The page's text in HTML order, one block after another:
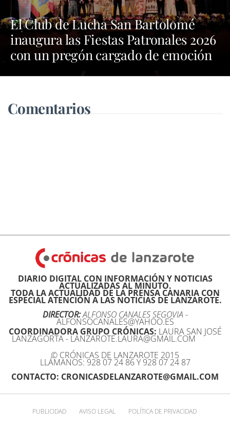
El Club de Lucha San Bartolomé
inaugura las Fiestas Patronales 2026
con un pregón cargado de emoción
Comentarios
DIARIO DIGITAL CON INFORMACIÓN Y NOTICIAS
ACTUALIZADAS AL MINUTO.
TODA LA ACTUALIDAD DE LA PRENSA CANARIA CON
ESPECIAL ATENCIÓN A LAS NOTICIAS DE LANZAROTE.
DIRECTOR:ALFONSO CANALES SEGOVIA -
ALFONSOCANALES@YAHOO.ES
COORDINADORA GRUPO CRÓNICAS: LAURA SAN JOSÉ
LANZAGORTA - LANZAROTE.LAURA@GMAIL.COM
© CRÓNICAS DE LANZAROTE 2015
LLÁMANOS: 928 07 24 86 Y 928 07 24 87
CONTACTO: CRONICASDELANZAROTE@GMAIL.COM
PUBLICIDAD AVISO LEGAL POLÍTICA DE PRIVACIDAD